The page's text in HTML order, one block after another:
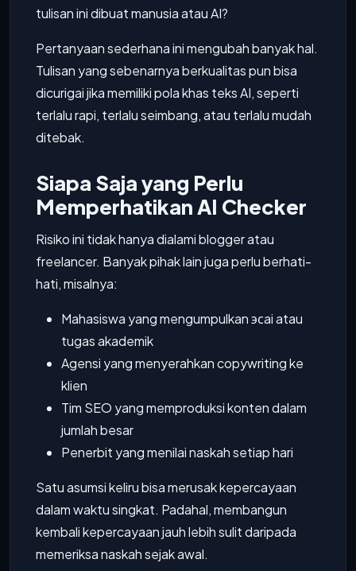
tulisan ini dibuat manusia atau AI?
Pertanyaan sederhana ini mengubah banyak hal.
Tulisan yang sebenarnya berkualitas pun bisa
dicurigai jika memiliki pola khas teks AI, seperti
terlalu rapi, terlalu seimbang, atau terlalu mudah
ditebak.
Siapa Saja yang Perlu
Memperhatikan AI Checker
Risiko ini tidak hanya dialami blogger atau
freelancer. Banyak pihak lain juga perlu berhati-
hati, misalnya:
Mahasiswa yang mengumpulkan эсai atau
tugas akademik
Agensi yang menyerahkan copywriting ke
klien
Tim SEO yang memproduksi konten dalam
jumlah besar
Penerbit yang menilai naskah setiap hari
Satu asumsi keliru bisa merusak kepercayaan
dalam waktu singkat. Padahal, membangun
kembali kepercayaan jauh lebih sulit daripada
memeriksa naskah sejak awal.